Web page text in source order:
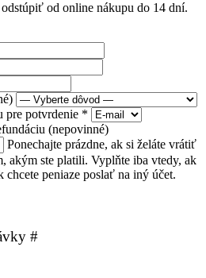
od online nákupu do 14 dní.
pre potvrdenie *
(nepovinné)
Ponechajte prázdne, ak si želáte vrátiť
akým ste platili. Vyplňte iba vtedy, ak
chcete peniaze poslať na iný účet.
#